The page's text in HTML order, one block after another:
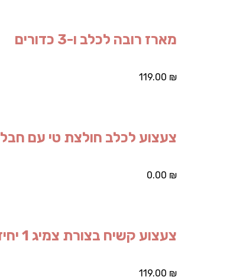
מארז רובה לכלב ו-3 כדורים
119.00 ₪
צעצוע לכלב חולצת טי עם חבל 1 יחידות
0.00 ₪
צעצוע קשיח בצורת צמיג 1 יחידות
119.00 ₪